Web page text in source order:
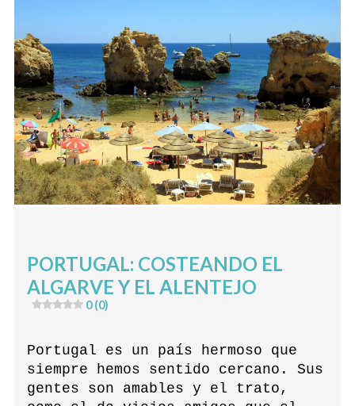
PORTUGAL: COSTEANDO EL
ALGARVE Y EL ALENTEJO
0 (0)
Portugal es un país hermoso que
siempre hemos sentido cercano. Sus
gentes son amables y el trato,